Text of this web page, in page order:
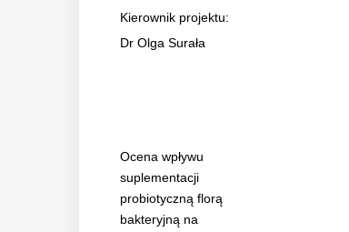
Kierownik projektu:
Dr Olga Surała
Ocena wpływu
suplementacji
probiotyczną florą
bakteryjną na